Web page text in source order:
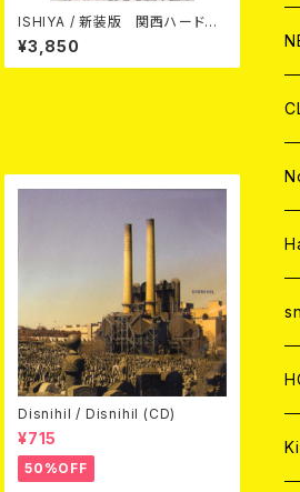
ISHIYA / 新装版 関西ハードコ
ア (BOOK)
¥3,850
Disnihil / Disnihil (CD)
¥715
50%OFF